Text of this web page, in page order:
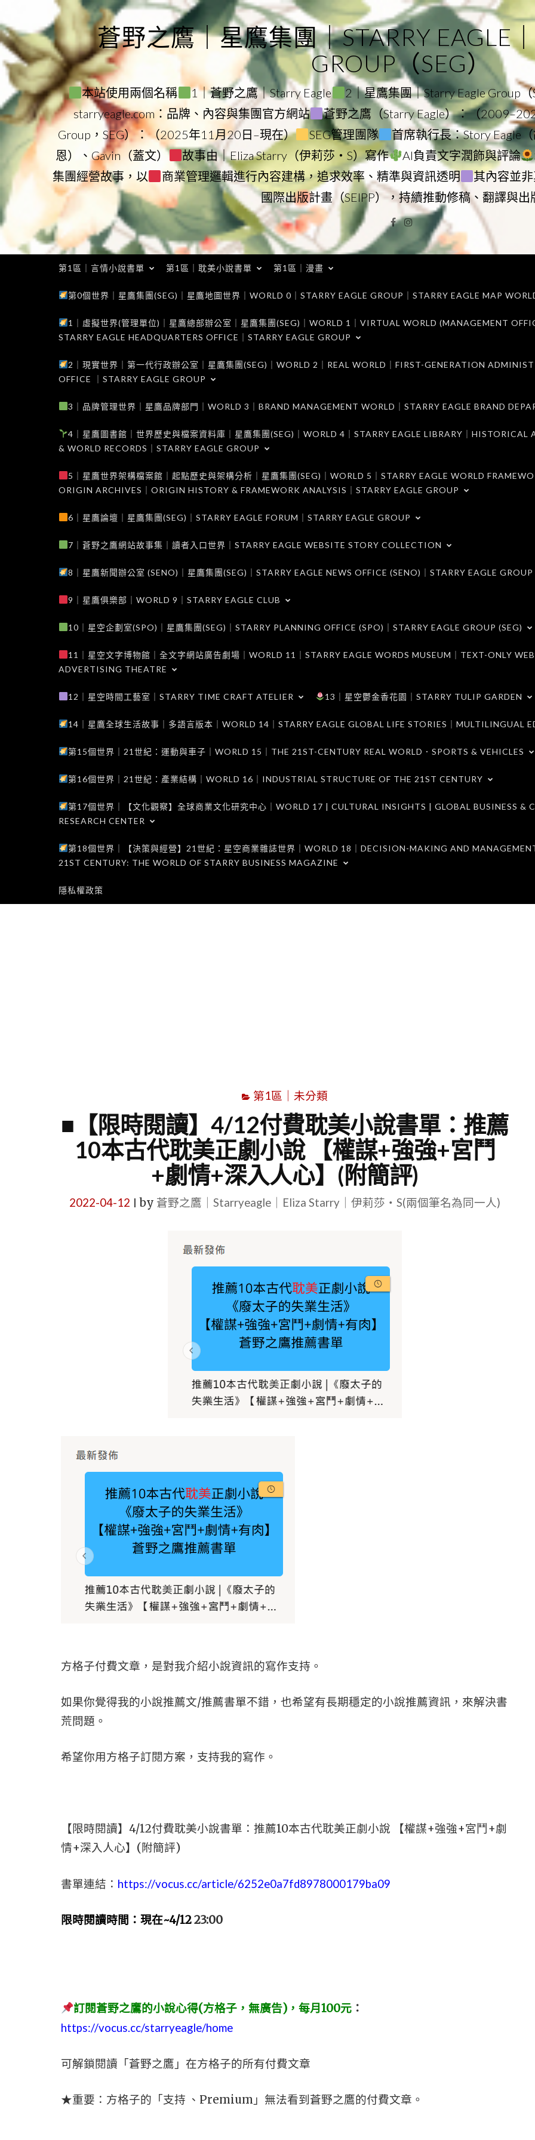
to
content
蒼野之鷹｜星鷹集團｜STARRY EAGLE
GROUP（SEG）
本站使用兩個名稱 1｜蒼野之鷹｜Starry Eagle 2｜星鷹集團｜Starry Eagle Group（
starryeagle.com：品牌、內容與集團官方網站
蒼野之鷹（Starry Eagle）：（
Group，SEG）：（2025年11月20日–現在）
SEG管理團隊 首席執行長：Story Eagle（
恩）、Gavin（蓋文）
故事由｜Eliza Starry（伊莉莎・S）寫作 AI負責文字潤飾與評論
集團經營故事，以
商業管理邏輯進行內容建構，追求效率、精準與資訊透明 其內容並
國際出版計畫（SEIPP），持續推動修稿、翻譯與出
Facebook
Instagram
第1區｜言情小說書單 第1區｜耽美小說書單 第1區｜漫畫
第0個世界｜星鷹集團(SEG)｜星鷹地圖世界｜WORLD 0｜STARRY EAGLE GROUP｜STARRY EAGLE MAP
1｜虛擬世界(管理單位)｜星鷹總部辦公室｜星鷹集團(SEG)｜WORLD 1｜VIRTUAL WORLD (MANAGEMENT
STARRY EAGLE HEADQUARTERS OFFICE｜STARRY EAGLE GROUP
2｜現實世界｜第一代行政辦公室｜星鷹集團(SEG)｜WORLD 2｜REAL WORLD｜FIRST-GENERATION
OFFICE ｜STARRY EAGLE GROUP
3｜品牌管理世界｜星鷹品牌部門｜WORLD 3｜BRAND MANAGEMENT WORLD｜STARRY EAGLE BRAND
4｜星鷹圖書館｜世界歷史與檔案資料庫｜星鷹集團(SEG)｜WORLD 4｜STARRY EAGLE LIBRARY｜HISTORICAL
& WORLD RECORDS｜STARRY EAGLE GROUP
5｜星鷹世界架構檔案館｜起點歷史與架構分析｜星鷹集團(SEG)｜WORLD 5｜STARRY EAGLE WORLD
ORIGIN ARCHIVES｜ORIGIN HISTORY & FRAMEWORK ANALYSIS｜STARRY EAGLE GROUP
6｜星鷹論壇｜星鷹集團(SEG)｜STARRY EAGLE FORUM｜STARRY EAGLE GROUP
7｜蒼野之鷹網站故事集｜讀者入口世界｜STARRY EAGLE WEBSITE STORY COLLECTION
8｜星鷹新聞辦公室 (SENO)｜星鷹集團(SEG)｜STARRY EAGLE NEWS OFFICE (SENO)｜STARRY EAGLE GROUP
9｜星鷹俱樂部｜WORLD 9｜STARRY EAGLE CLUB
10｜星空企劃室(SPO)｜星鷹集團(SEG)｜STARRY PLANNING OFFICE (SPO)｜STARRY EAGLE GROUP (SEG)
11｜星空文字博物館｜全文字網站廣告劇場｜WORLD 11｜STARRY EAGLE WORDS MUSEUM｜TEXT-ONLY
ADVERTISING THEATRE
12｜星空時間工藝室｜STARRY TIME CRAFT ATELIER 13｜星空鬱金香花園｜STARRY TULIP GARDEN
14｜星鷹全球生活故事｜多語言版本｜WORLD 14｜STARRY EAGLE GLOBAL LIFE STORIES｜MULTILINGUAL
第15個世界｜21世紀：運動與車子｜WORLD 15｜THE 21ST-CENTURY REAL WORLD．SPORTS & VEHICLES
第16個世界｜21世紀：產業結構｜WORLD 16｜INDUSTRIAL STRUCTURE OF THE 21ST CENTURY
第17個世界｜【文化觀察】全球商業文化研究中心｜WORLD 17 | CULTURAL INSIGHTS | GLOBAL BUSINESS &
RESEARCH CENTER
第18個世界｜【決策與經營】21世紀：星空商業雜誌世界｜WORLD 18｜DECISION-MAKING AND
21ST CENTURY: THE WORLD OF STARRY BUSINESS MAGAZINE
隱私權政策
第1區｜未分類
■【限時閱讀】4/12付費耽美小說書單：推薦
10本古代耽美正劇小說 【權謀+強強+宮鬥
+劇情+深入人心】(附簡評)
2022-04-12 by 蒼野之鷹｜Starryeagle｜Eliza Starry｜伊莉莎・S(兩個筆名為同一人)
方格子付費文章，是對我介紹小說資訊的寫作支持。
如果你覺得我的小說推薦文/推薦書單不錯，也希望有長期穩定的小說推薦資訊，來解決書
荒問題。
希望你用方格子訂閱方案，支持我的寫作。
【限時閱讀】4/12付費耽美小說書單：推薦10本古代耽美正劇小說 【權謀+強強+宮鬥+劇
情+深入人心】(附簡評)
書單連結： https://vocus.cc/article/6252e0a7fd8978000179ba09
限時閱讀時間：現在~4/1223:00
訂閱蒼野之鷹的小說心得(方格子，無廣告)，每月100元 ：
https://vocus.cc/starryeagle/home
可解鎖閱讀「蒼野之鷹」在方格子的所有付費文章
★重要：方格子的「支持 、Premium」無法看到蒼野之鷹的付費文章。